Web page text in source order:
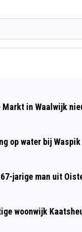
in Waalwijk
op water bij Waspik
jarige man uit
woonwijk